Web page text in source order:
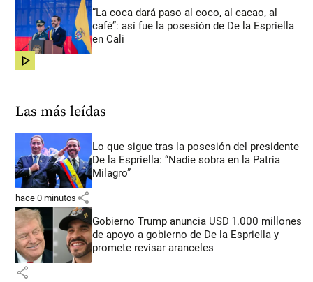
“La coca dará paso al coco, al cacao, al
café”: así fue la posesión de De la Espriella
en Cali
share
Las más leídas
Lo que sigue tras la posesión del presidente
De la Espriella: “Nadie sobra en la Patria
Milagro”
hace 0 minutos share
Gobierno Trump anuncia USD 1.000 millones
de apoyo a gobierno de De la Espriella y
promete revisar aranceles
share